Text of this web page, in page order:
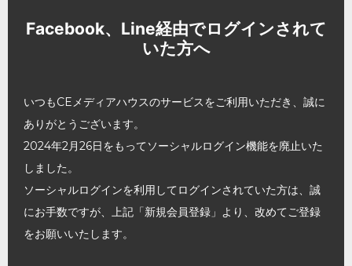
Facebook、Line経由でログインされて
いた方へ
いつもCEメディアハウスのサービスをご利用いただき、誠に
ありがとうございます。
2024年2月26日をもってソーシャルログイン機能を廃止いた
しました。
ソーシャルログインを利用してログインされていた方は、誠
にお手数ですが、上記「新規会員登録」より、改めてご登録
をお願いいたします。